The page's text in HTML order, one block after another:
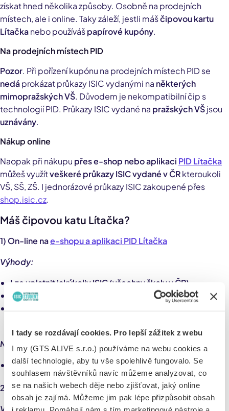
I tady se rozdávají cookies. Pro lepší zážitek z webu
I my (GTS ALIVE s.r.o.) používáme na webu cookies a
další technologie, aby tu vše spolehlivě fungovalo. Se
souhlasem návštěvníků navíc můžeme analyzovat, co
se na našich webech děje nebo zjišťovat, jaký online
obsah je zajímá. Můžeme jim pak lépe přizpůsobit obsah
získat hned několika způsoby. Osobně na prodejních
místech, ale i online. Taky záleží, jestli máščipovou kartu
Lítačkanebo používášpapírové kupóny.
Na prodejních místech PID
Pozor. Při pořízení kupónu na prodejních místech PID se
nedáprokázat průkazy ISIC vydanými na některých
mimopražských VŠ. Důvodem je nekompatibilní čip s
technologií PID. Průkazy ISIC vydané na pražských VŠjsou
uznávány.
Nákup online
Naopak při nákupu přes e-shop nebo aplikaci PID Lítačka
můžeš využítveškeré průkazy ISIC vydané v ČRkteroukoli
VŠ, SŠ, ZŠ. I jednorázové průkazy ISIC zakoupené přes
shop.isic.cz.
Máš čipovou katu Lítačka?
1) On-line nae-shopu a aplikaci PID Lítačka
Výhody:
Lze uplatnit jakýkoliv ISIC (všechny školy v ČR)
Rychlý nákup v e-shopu nebo mobilní aplikaci
Nevýhody:
Nutnost platby on-line
2) Osobně naprodejních místech PID
Výhody: